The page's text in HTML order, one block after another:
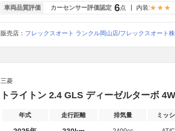
車両品質評価 カーセンサー評価認定 6点 内装:
販売店： フレックスオート ランクル岡山店/フレックスオート
三菱
トライトン 2.4 GLS ディーゼルターボ
年式 走行距離 排気量 ミッ